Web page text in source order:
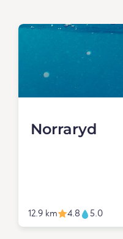
Norraryd
12.9 km 4.8 5.0